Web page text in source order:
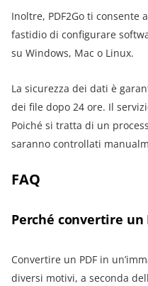
Inoltre, PDF2Go ti consente
fastidio di configurare
su Windows, Mac o Linux.
La sicurezza dei dati è
dei file dopo 24 ore. Il
Poiché si tratta di un
saranno controllati
FAQ
Perché convertire un
Convertire un PDF in
diversi motivi, a seconda